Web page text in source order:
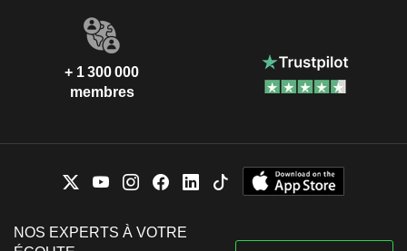
+ 1 300 000
membres
NOS EXPERTS À VOTRE